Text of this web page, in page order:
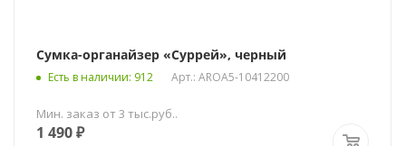
Сумка-органайзер «Суррей», черный
Есть в наличии: 912 Арт.: AROA5-10412200
Мин. заказ от 3 тыс.руб..
1 490₽